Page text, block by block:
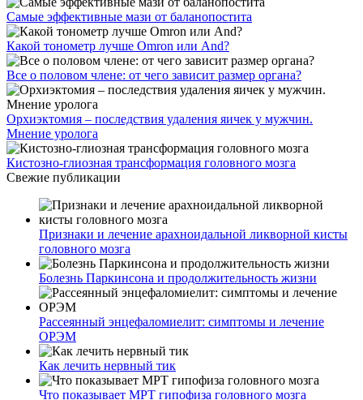
Самые эффективные мази от баланопостита
Какой тонометр лучше Omron или And?
Все о половом члене: от чего зависит размер органа?
Орхиэктомия – последствия удаления яичек у мужчин.
Мнение уролога
Кистозно-глиозная трансформация головного мозга
Свежие публикации
Признаки и лечение арахноидальной ликворной кисты
головного мозга
Болезнь Паркинсона и продолжительность жизни
Рассеянный энцефаломиелит: симптомы и лечение
ОРЭМ
Как лечить нервный тик
Что показывает МРТ гипофиза головного мозга